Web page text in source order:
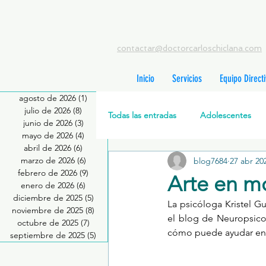
contactar@doctorcarloschiclana.com
Inicio Servicios Equipo
agosto de 2026 (1)
julio de 2026 (8) 8 entradas
junio de 2026 (3)
mayo de 2026 (4)
abril de 2026 (6)
marzo de 2026 (6)
febrero de 2026 (9)
enero de 2026 (6)
diciembre de 2025 (5)
noviembre de 2025 (8)
octubre de 2025 (7)
septiembre de 2025 (5)
Todas las entradas Adolescentes
Salud Mental Perinatal
Formación profesionales
Arte en
blog7684 27 abr
La psicóloga Kristel
el blog de
cómo puede ayudar